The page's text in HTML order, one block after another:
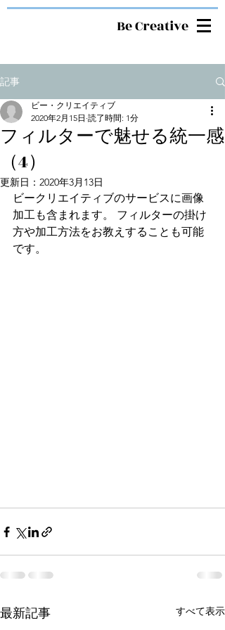
Be Creative
記事
フィルターで魅せる統一感
（4）
ビー・クリエイティブ
2020年2月15日 読了時間: 1分
更新日： 2020年3月13日
ビークリエイティブのサービスに画像
加工も含まれます。 フィルターの掛け
方や加工方法をお教えすることも可能
です。
最新記事 すべて表示